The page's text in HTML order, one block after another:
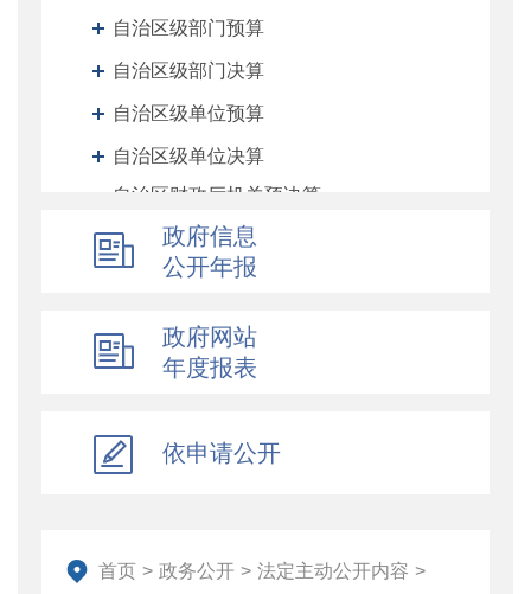
自治区级部门预算
自治区级部门决算
自治区级单位预算
自治区级单位决算
自治区财政厅机关预决算
地州预决算
提案议案
重大行政决策预公开
直达资金
政府信息
公开年报
政府网站
年度报表
依申请公开
首页 > 政务公开 > 法定主动公开内容 >